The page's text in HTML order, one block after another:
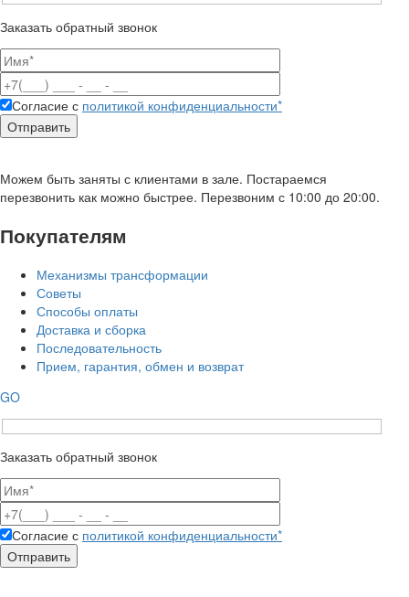
Заказать обратный звонок
Согласие с политикой конфиденциальности*
Можем быть заняты с клиентами в зале. Постараемся
перезвонить как можно быстрее. Перезвоним с 10:00 до 20:00.
Покупателям
Механизмы трансформации
Советы
Способы оплаты
Доставка и сборка
Последовательность
Прием, гарантия, обмен и возврат
GO
Заказать обратный звонок
Согласие с политикой конфиденциальности*